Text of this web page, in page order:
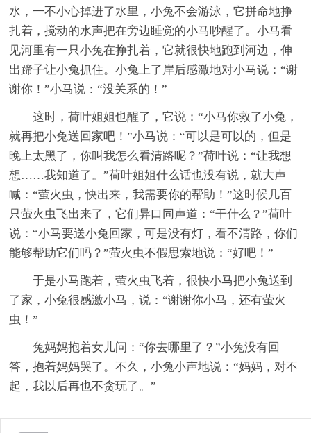
水，一不小心掉进了水里，小兔不会游泳，它拼命地挣
扎着，搅动的水声把在旁边睡觉的小马吵醒了。小马看
见河里有一只小兔在挣扎着，它就很快地跑到河边，伸
出蹄子让小兔抓住。小兔上了岸后感激地对小马说：“谢
谢你！”小马说：“没关系的！”
这时，荷叶姐姐也醒了，它说：“小马你救了小兔，
就再把小兔送回家吧！”小马说：“可以是可以的，但是
晚上太黑了，你叫我怎么看清路呢？”荷叶说：“让我想
想……我知道了。”荷叶姐姐什么话也没有说，就大声
喊：“萤火虫，快出来，我需要你的帮助！”这时候几百
只萤火虫飞出来了，它们异口同声道：“干什么？”荷叶
说：“小马要送小兔回家，可是没有灯，看不清路，你们
能够帮助它们吗？”萤火虫不假思索地说：“好吧！”
于是小马跑着，萤火虫飞着，很快小马把小兔送到
了家，小兔很感激小马，说：“谢谢你小马，还有萤火
虫！”
兔妈妈抱着女儿问：“你去哪里了？”小兔没有回
答，抱着妈妈哭了。不久，小兔小声地说：“妈妈，对不
起，我以后再也不贪玩了。”